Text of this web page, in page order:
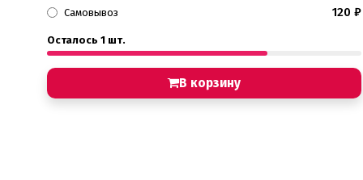
Самовывоз 120 ₽
Осталось 1 шт.
В корзину